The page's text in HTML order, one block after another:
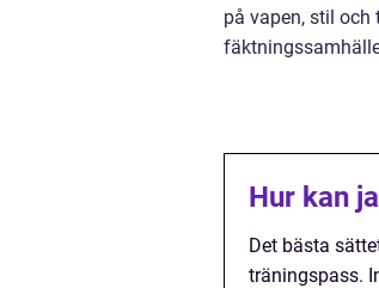
på vapen, stil
Hur kan
Det bästa
träningspass.